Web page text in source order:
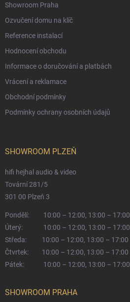
Showroom Praha
Ozvučení domu na klíč
Reference instalací
Hodnocení obchodu
Informace o doručování a platbách
Vrácení a reklamace
Obchodní podmínky
Podmínky ochrany osobních údajů
SHOWROOM PLZEŇ
hifi hejhal audio & video
Tovární 281/5
301 00 Plzeň 3
Pondělí:
10:00 – 12:00, 13:00 – 17:00
Úterý:
10:00 – 12:00, 13:00 – 17:00
Středa:
10:00 – 12:00, 13:00 – 17:00
Čtvrtek:
10:00 – 12:00, 13:00 – 17:00
Pátek:
10:00 – 12:00, 13:00 – 17:00
SHOWROOM PRAHA